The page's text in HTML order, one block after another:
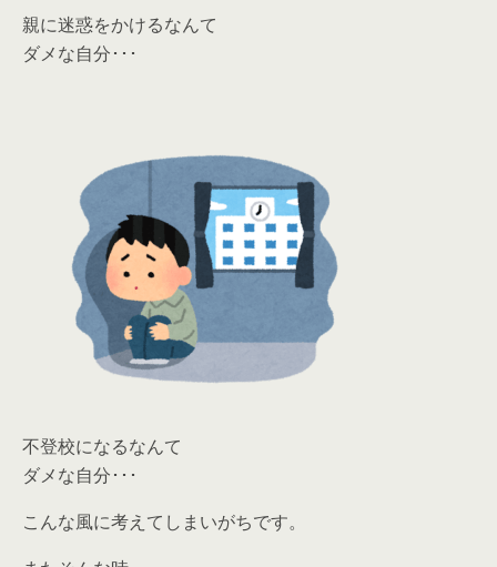
親に迷惑をかけるなんて
ダメな自分･･･
不登校になるなんて
ダメな自分･･･
こんな風に考えてしまいがちです。